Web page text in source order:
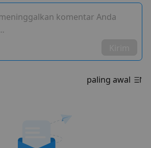
komentar Anda
paling awal